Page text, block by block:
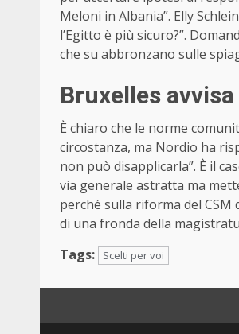
Meloni in Albania”. Elly
l’Egitto è più sicuro?”.
che su abbronzano sulle
Bruxelles avvisa
È chiaro che le norme
circostanza, ma Nordio ha
non può disapplicarla”. È il
via generale astratta ma
perché sulla riforma del
di una fronda della
Tags:
Scelti per voi